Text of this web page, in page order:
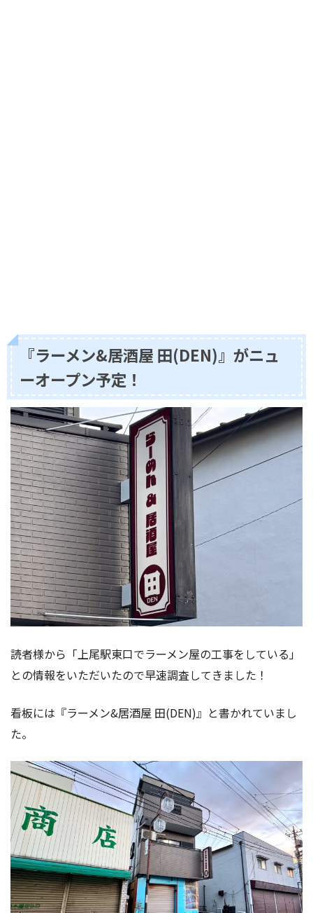
『ラーメン&居酒屋 田(DEN)』がニュ
ーオープン予定！
読者様から「上尾駅東口でラーメン屋の工事をしている」
との情報をいただいたので早速調査してきました！
看板には『ラーメン&居酒屋 田(DEN)』と書かれていまし
た。